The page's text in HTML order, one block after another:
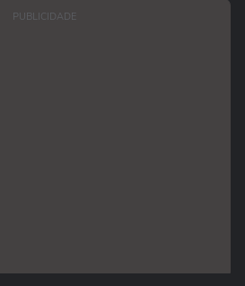
PUBLICIDADE